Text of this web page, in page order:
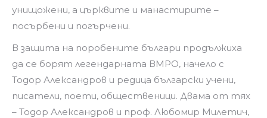
унищожени, а църквите и манастирите –
посърбени и погърчени.
В защита на поробените българи продължиха
да се борят легендарната ВМРО, начело с
Тодор Александров и редица български учени,
писатели, поети, общественици. Двама от тях
– Тодор Александров и проф. Любомир Милетич,